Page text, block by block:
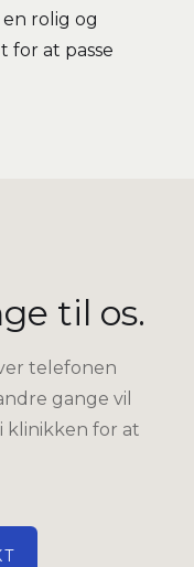
rolig og
for at passe
til os.
telefonen
gange vil
for at